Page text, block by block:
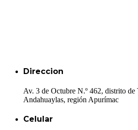
Direccion
Av. 3 de Octubre N.º 462, distrito
Andahuaylas, región Apurímac
Celular